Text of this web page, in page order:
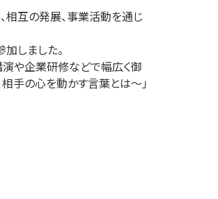
互の発展、事業活動を通じ
しました。
演や企業研修などで幅広く御
手の心を動かす言葉とは～」